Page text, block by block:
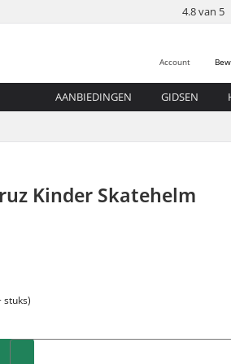
4.8 van 5
Account
AANBIEDINGEN GIDSEN
Kinder Skatehelm
stuks)